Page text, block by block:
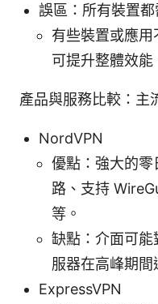
誤區：所有裝置都
有些裝置或應
可提升整體效能
產品與服務比較：主
NordVPN
優點：強大的零
路、支持
等。
缺點：介面可能
服器在高峰期間
ExpressVPN